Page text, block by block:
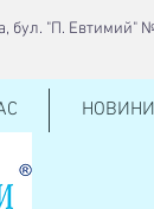
бул. "П. Евтимий"
НОВИНИ